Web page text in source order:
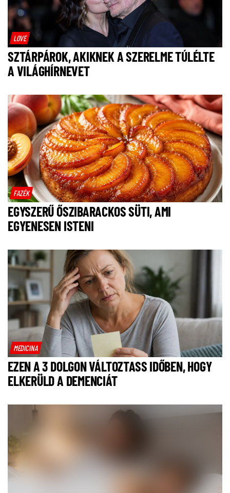
LOVE
SZTÁRPÁROK, AKIKNEK A SZERELME TÚLÉLTE
A VILÁGHÍRNEVET
FAZÉK
EGYSZERŰ ŐSZIBARACKOS SÜTI, AMI
EGYENESEN ISTENI
MEDICINA
EZEN A 3 DOLGON VÁLTOZTASS IDŐBEN, HOGY
ELKERÜLD A DEMENCIÁT